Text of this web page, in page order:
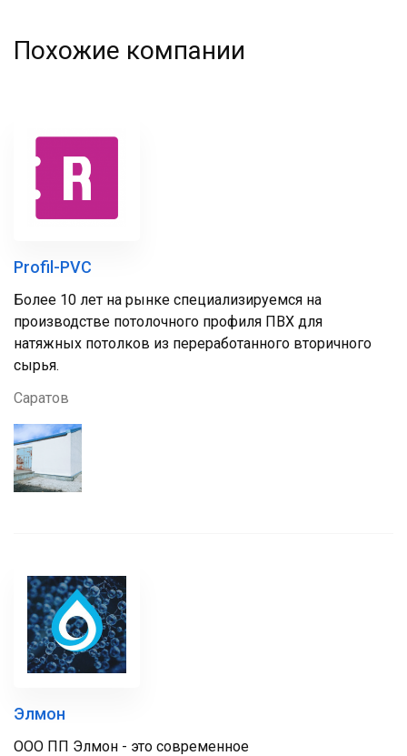
Похожие компании
Profil-PVC
Более 10 лет на рынке специализируемся на
производстве потолочного профиля ПВХ для
натяжных потолков из переработанного вторичного
сырья.
Саратов
Элмон
ООО ПП Элмон - это современное